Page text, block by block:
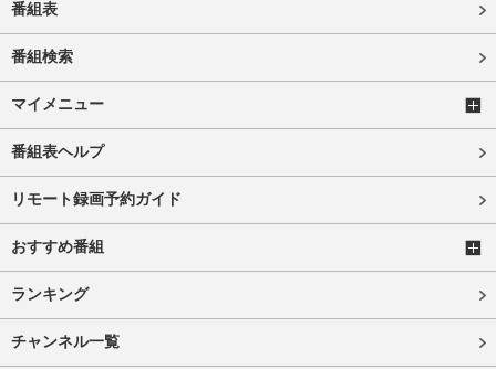
番組表
番組検索
マイメニュー
番組表ヘルプ
リモート録画予約ガイド
おすすめ番組
ランキング
チャンネル一覧